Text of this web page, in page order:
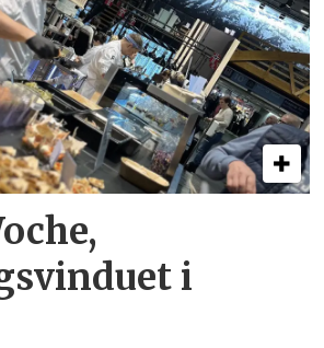
i